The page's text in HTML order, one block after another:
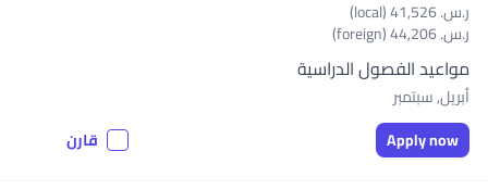
ر.س.‏ 41,526 (local)
ر.س.‏ 44,206 (foreign)
مواعيد الفصول الدراسية
أبريل, سبتمبر
Apply now
قارن